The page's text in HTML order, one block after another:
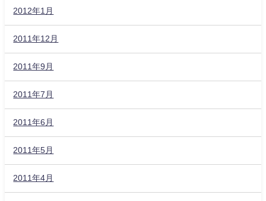
2012年1月
2011年12月
2011年9月
2011年7月
2011年6月
2011年5月
2011年4月